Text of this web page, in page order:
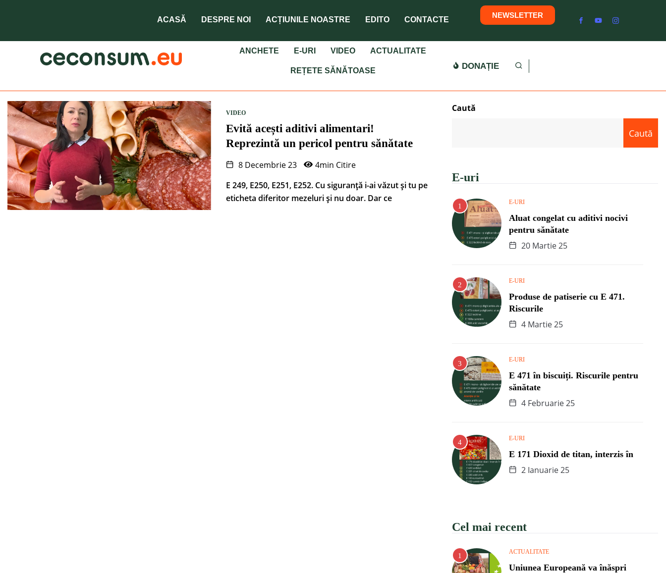
ACASĂ DESPRE NOI ACȚIUNILE NOASTRE EDITO CONTACTE
NEWSLETTER
ANCHETE E-URI VIDEO ACTUALITATE
REȚETE SĂNĂTOASE DONAȚIE
VIDEO
Evită acești aditivi alimentari!
Reprezintă un pericol pentru sănătate
8 Decembrie 23
4min Citire
E 249, E250, E251, E252. Cu siguranță i-ai văzut și tu pe
eticheta diferitor mezeluri și nu doar. Dar ce
Caută
Caută
E-uri
E-URI
Aluat congelat cu aditivi nocivi
pentru sănătate
20 Martie 25
E-URI
Produse de patiserie cu E 471.
Riscurile
4 Martie 25
E-URI
E 471 în biscuiți. Riscurile pentru
sănătate
4 Februarie 25
E-URI
E 171 Dioxid de titan, interzis în
2 Ianuarie 25
Cel mai recent
ACTUALITATE
Uniunea Europeană va înăspri